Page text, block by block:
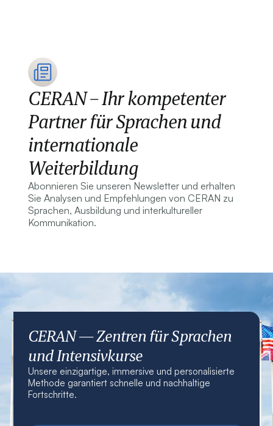
CERAN – Ihr kompetenter
Partner für Sprachen und
internationale
Weiterbildung
Abonnieren Sie unseren Newsletter und erhalten
Sie Analysen und Empfehlungen von CERAN zu
Sprachen, Ausbildung und interkultureller
Kommunikation.
CERAN — Zentren für Sprachen
und Intensivkurse
Unsere einzigartige, immersive und personalisierte
Methode garantiert schnelle und nachhaltige
Fortschritte.